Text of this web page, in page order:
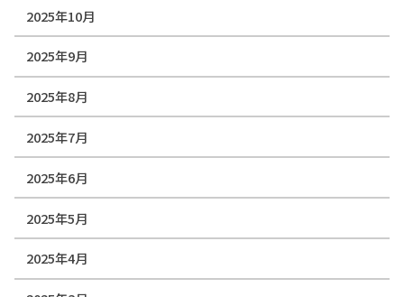
2025年10月
2025年9月
2025年8月
2025年7月
2025年6月
2025年5月
2025年4月